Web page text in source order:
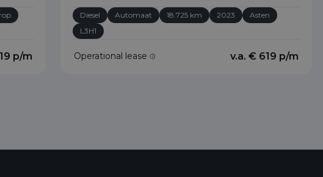
p/m
Diesel Automaat 18.725 km 2023
Asten
L3H1
Operational lease v.a. € 619 p/m